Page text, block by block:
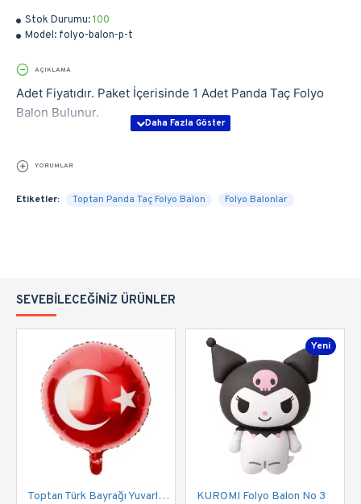
Stok Durumu:100
Model: folyo-balon-p-t
AÇIKLAMA
Adet Fiyatıdır. Paket İçerisinde 1 Adet Panda Taç Folyo
Balon Bulunur.
YORUMLAR
Etiketler: Toptan Panda Taç Folyo Balon Folyo Balonlar
SEVEBILECEĞINIZ ÜRÜNLER
Toptan Türk Bayrağı Yuvarlak Folyo Balon
Yeni
KUROMI Folyo Balon No 3